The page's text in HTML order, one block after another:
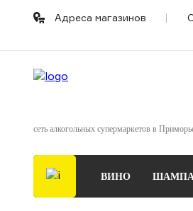
Адреса магазинов
сеть алкогольных супермаркетов в
ВИНО